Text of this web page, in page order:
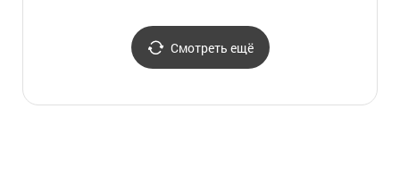
Смотреть ещё